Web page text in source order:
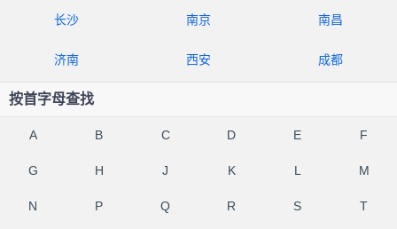
长沙 南京 南昌
济南 西安 成都
按首字母查找
A B C D E F
G H J K L M
N P Q R S T